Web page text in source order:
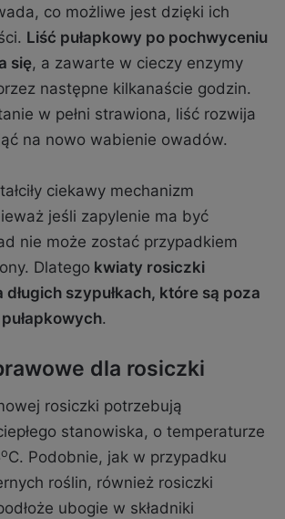
co możliwe jest dzięki ich
Liść pułapkowy po pochwyceniu
się, a zawarte w cieczy enzymy
następne kilkanaście godzin.
w pełni strawiona, liść rozwija
na nowo wabienie owadów.
ciekawy mechanizm
jeśli zapylenie ma być
nie może zostać przypadkiem
Dlatego kwiaty rosiczki
długich szypułkach, które są poza
.
dla rosiczki
rosiczki potrzebują
stanowiska, o temperaturze
oC. Podobnie, jak w przypadku
roślin, również rosiczki
ubogie w składniki